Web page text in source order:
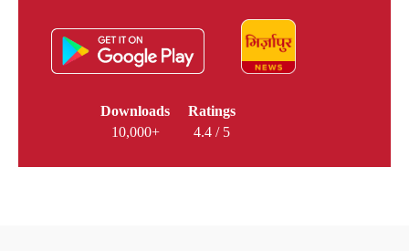
Downloads
10,000+
Ratings
4.4 / 5